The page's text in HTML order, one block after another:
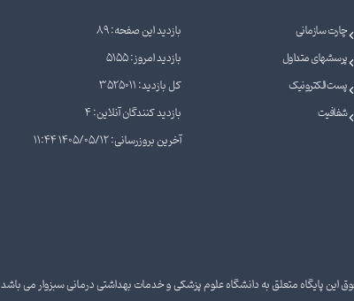
چارت سازمانی
پرسشهای متداول
پست الکترونیک
شفافیت
بازدید این صفحه: 89
بازدید امروز: 5155
کل بازدید: 3525011
بازدید کنندگان آنلاین: 4
آخرین بروزرسانی: 1405/05/12 11:44
این پایگاه متعلق به دانشگاه علوم پزشکی و خدمات بهداشتی درمانی سبزوار می باشد.